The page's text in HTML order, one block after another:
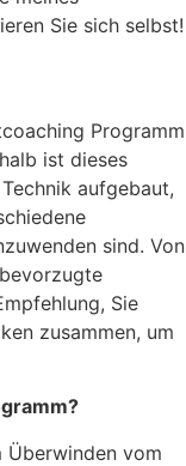
Sie sich selbst!
Programm
ist dieses
aufgebaut,
sind. Von
Sie
zusammen, um
Überwinden vom